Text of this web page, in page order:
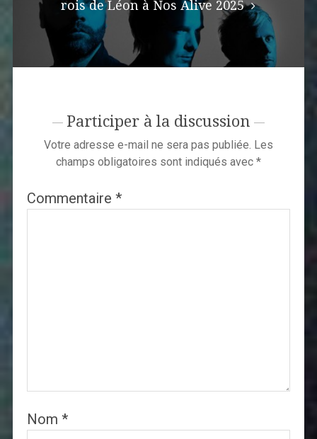
rois de Léon à Nos Alive 2025
Participer à la discussion
Votre adresse e-mail ne sera pas publiée. Les
champs obligatoires sont indiqués avec *
Commentaire *
Nom *